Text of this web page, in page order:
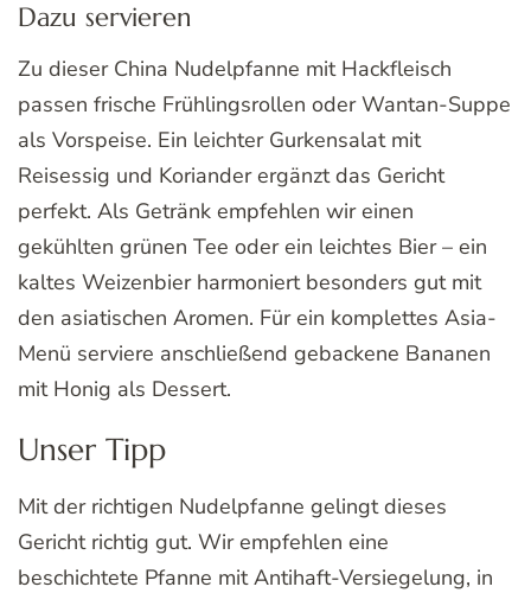
Dazu servieren
Zu dieser China Nudelpfanne mit Hackfleisch
passen frische Frühlingsrollen oder Wantan-Suppe
als Vorspeise. Ein leichter Gurkensalat mit
Reisessig und Koriander ergänzt das Gericht
perfekt. Als Getränk empfehlen wir einen
gekühlten grünen Tee oder ein leichtes Bier – ein
kaltes Weizenbier harmoniert besonders gut mit
den asiatischen Aromen. Für ein komplettes Asia-
Menü serviere anschließend gebackene Bananen
mit Honig als Dessert.
Unser Tipp
Mit der richtigen Nudelpfanne gelingt dieses
Gericht richtig gut. Wir empfehlen eine
beschichtete Pfanne mit Antihaft-Versiegelung, in